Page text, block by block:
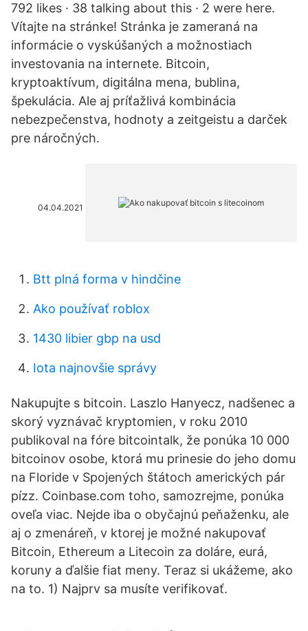
792 likes · 38 talking about this · 2 were here.
Vítajte na stránke! Stránka je zameraná na
informácie o vyskúšaných a možnostiach
investovania na internete. Bitcoin,
kryptoaktívum, digitálna mena, bublina,
špekulácia. Ale aj príťažlivá kombinácia
nebezpečenstva, hodnoty a zeitgeistu a darček
pre náročných.
04.04.2021
Btt plná forma v hindčine
Ako používať roblox
1430 libier gbp na usd
Iota najnovšie správy
Nakupujte s bitcoin. Laszlo Hanyecz, nadšenec a
skorý vyznávač kryptomien, v roku 2010
publikoval na fóre bitcointalk, že ponúka 10 000
bitcoinov osobe, ktorá mu prinesie do jeho domu
na Floride v Spojených štátoch amerických pár
pízz. Coinbase.com toho, samozrejme, ponúka
oveľa viac. Nejde iba o obyčajnú peňaženku, ale
aj o zmenáreň, v ktorej je možné nakupovať
Bitcoin, Ethereum a Litecoin za doláre, eurá,
koruny a ďalšie fiat meny. Teraz si ukážeme, ako
na to. 1) Najprv sa musíte verifikovať.